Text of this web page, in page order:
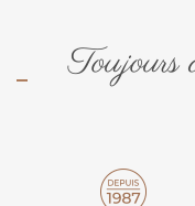
Toujours